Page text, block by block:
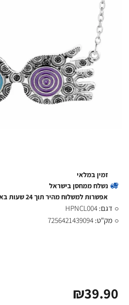
₪39.90
זמין במלאי
נשלח ממחסן בישראל
אפשרות למשלוח מהיר תוך 24 שעות באזורים נבחרים
דגם: HPNCL004
מק"ט: 7256421439094